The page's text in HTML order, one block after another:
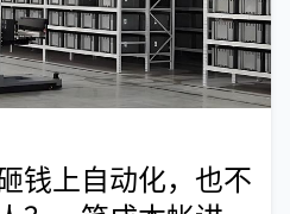
钱上自动化，也不